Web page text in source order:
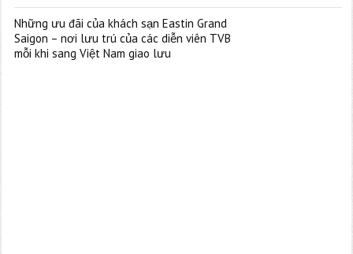
Những ưu đãi của khách sạn Eastin Grand
Saigon – nơi lưu trú của các diễn viên TVB
mỗi khi sang Việt Nam giao lưu